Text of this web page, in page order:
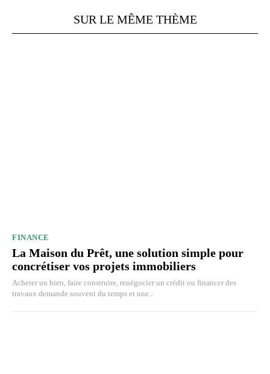
SUR LE MÊME THÈME
FINANCE
La Maison du Prêt, une solution simple pour
concrétiser vos projets immobiliers
Acheter un bien, faire construire, renégocier un crédit ou financer des
travaux demande souvent du temps et une...